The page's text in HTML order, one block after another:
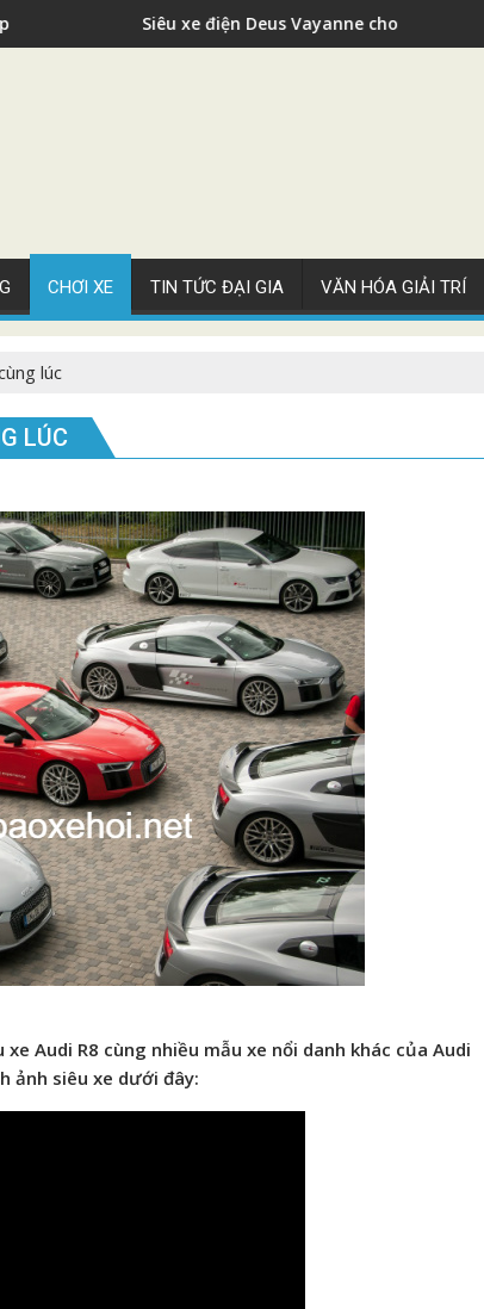
Siêu xe điện Deus Vayanne cho nhà giàu
CHƠI XE TIN TỨC ĐẠI GIA VĂN HÓA GIẢI TRÍ
lúc
LÚC
Audi R8 cùng nhiều mẫu xe nổi danh khác của Audi
ảnh siêu xe dưới đây: